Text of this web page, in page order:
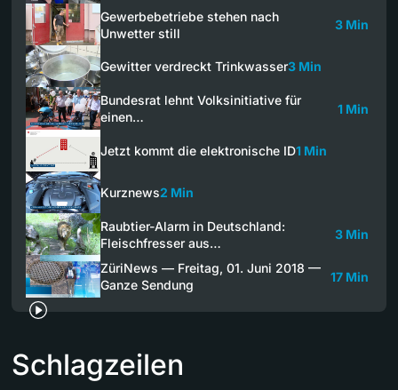
Gewerbebetriebe stehen nach
Unwetter still
3 Min
Gewitter verdreckt Trinkwasser3 Min
Bundesrat lehnt Volksinitiative für
einen…
1 Min
Jetzt kommt die elektronische ID1 Min
Kurznews2 Min
Raubtier-Alarm in Deutschland:
Fleischfresser aus…
3 Min
ZüriNews — Freitag, 01. Juni 2018 —
Ganze Sendung
17 Min
Schlagzeilen